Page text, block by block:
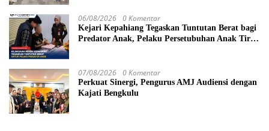
06/08/2026 0 Komentar
Kejari Kepahiang Tegaskan Tuntutan Berat bagi
Predator Anak, Pelaku Persetubuhan Anak Tiri
07/08/2026 0 Komentar
Perkuat Sinergi, Pengurus AMJ Audiensi dengan
Kajati Bengkulu